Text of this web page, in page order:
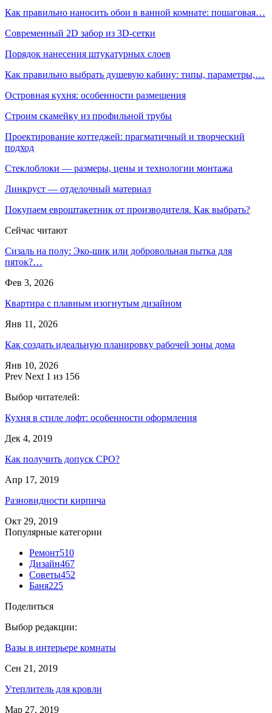
Как правильно наносить обои в ванной комнате: пошаговая…
Современный 2D забор из 3D-сетки
Порядок нанесения штукатурных слоев
Как правильно выбрать душевую кабину: типы, параметры,…
Островная кухня: особенности размещения
Строим скамейку из профильной трубы
Проектирование коттеджей: прагматичный и творческий
подход
Стеклоблоки — размеры, цены и технологии монтажа
Линкруст — отделочный материал
Покупаем евроштакетник от производителя. Как выбрать?
Сейчас читают
Сизаль на полу: Эко-шик или добровольная пытка для
пяток?…
Фев 3, 2026
Квартира с плавным изогнутым дизайном
Янв 11, 2026
Как создать идеальную планировку рабочей зоны дома
Янв 10, 2026
Prev Next 1 из 156
Выбор читателей:
Кухня в стиле лофт: особенности оформления
Дек 4, 2019
Как получить допуск СРО?
Апр 17, 2019
Разновидности кирпича
Окт 29, 2019
Популярные категории
Ремонт510
Дизайн467
Советы452
Баня225
Поделиться
Выбор редакции:
Вазы в интерьере комнаты
Сен 21, 2019
Утеплитель для кровли
Мар 27, 2019